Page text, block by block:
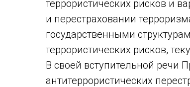
террористических рисков и
и перестраховании
государственными
террористических рисков,
В своей вступительной речи
антитеррористических